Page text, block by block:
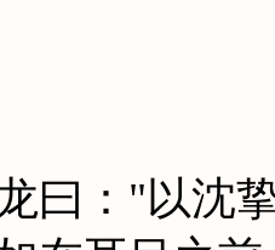
："以沈挚